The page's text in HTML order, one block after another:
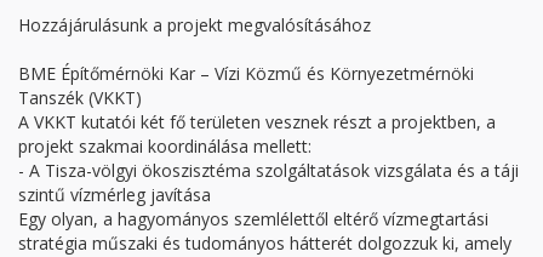
Hozzájárulásunk a projekt megvalósításához
BME Építőmérnöki Kar – Vízi Közmű és Környezetmérnöki
Tanszék (VKKT)
A VKKT kutatói két fő területen vesznek részt a projektben, a
projekt szakmai koordinálása mellett:
- A Tisza-völgyi ökoszisztéma szolgáltatások vizsgálata és a táji
szintű vízmérleg javítása
Egy olyan, a hagyományos szemlélettől eltérő vízmegtartási
stratégia műszaki és tudományos hátterét dolgozzuk ki, amely